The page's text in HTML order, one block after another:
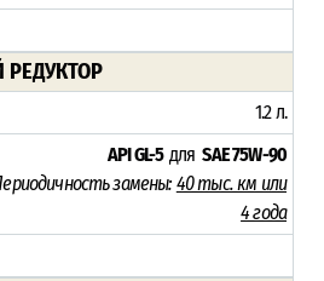
1.2 л.
API GL-5 дляSAE 75W-90
замены: 40 тыс. км или
4 года